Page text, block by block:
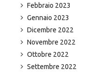
Febbraio 2023
Gennaio 2023
Dicembre 2022
Novembre 2022
Ottobre 2022
Settembre 2022